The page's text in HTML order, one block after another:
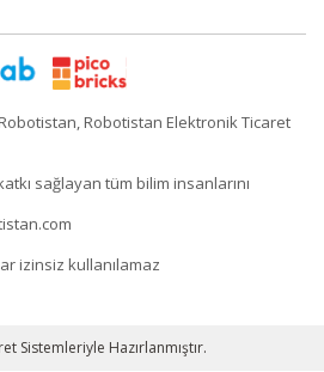
Robotistan Elektronik Ticaret
sağlayan tüm bilim insanlarını
izinsiz kullanılamaz
Sistemleriyle Hazırlanmıştır.